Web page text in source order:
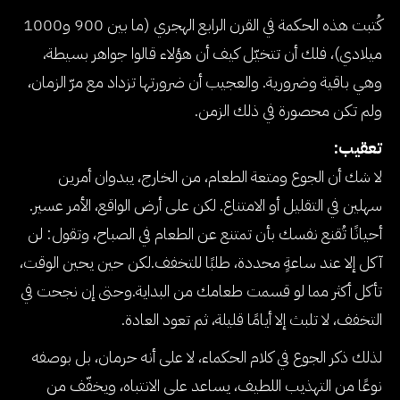
كُتبت هذه الحكمة في القرن الرابع الهجري (ما بين 900 و1000
ميلادي)، فلك أن تتخيّل كيف أن هؤلاء قالوا جواهر بسيطة،
وهي باقية وضرورية. والعجيب أن ضرورتها تزداد مع مرّ الزمان،
ولم تكن محصورة في ذلك الزمن.
تعقيب:
لا شك أن الجوع ومتعة الطعام، من الخارج، يبدوان أمرين
سهلين في التقليل أو الامتناع. لكن على أرض الواقع، الأمر عسير.
أحيانًا تُقنع نفسك بأن تمتنع عن الطعام في الصباح، وتقول: لن
آكل إلا عند ساعةٍ محددة، طلبًا للتخفف.لكن حين يحين الوقت،
تأكل أكثر مما لو قسمت طعامك من البداية.وحتى إن نجحت في
التخفف، لا تلبث إلا أيامًا قليلة، ثم تعود العادة.
لذلك ذكر الجوع في كلام الحكماء، لا على أنه حرمان، بل بوصفه
نوعًا من التهذيب اللطيف، يساعد على الانتباه، ويخفّف من